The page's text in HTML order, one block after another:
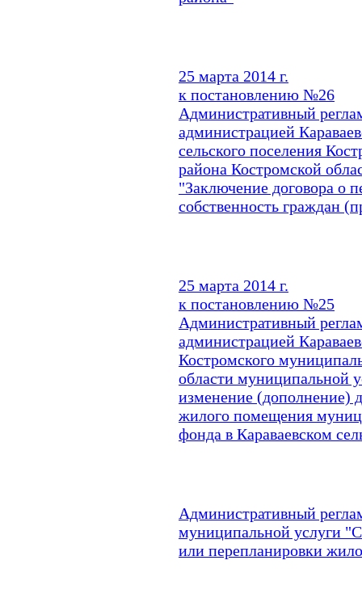
25 марта 2014 г.
к постановлению №26
Административный
администрацией
сельского поселения
района Костромской
"Заключение договора о
собственность граждан
25 марта 2014 г.
к постановлению №25
Административный
администрацией
Костромского
области муниципальной
изменение (дополнение)
жилого помещения
фонда в Караваевском
Административный
муниципальной услуги
или перепланировки